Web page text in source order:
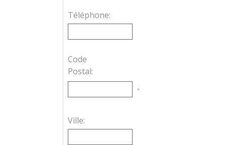
Téléphone:
Code
Postal:
*
Ville: